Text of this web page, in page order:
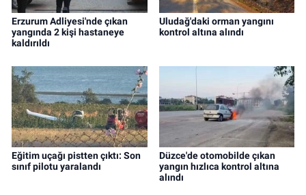
Erzurum Adliyesi'nde çıkan
yangında 2 kişi hastaneye
kaldırıldı
Uludağ'daki orman yangını
kontrol altına alındı
Eğitim uçağı pistten çıktı: Son
sınıf pilotu yaralandı
Düzce'de otomobilde çıkan
yangın hızlıca kontrol altına
alındı